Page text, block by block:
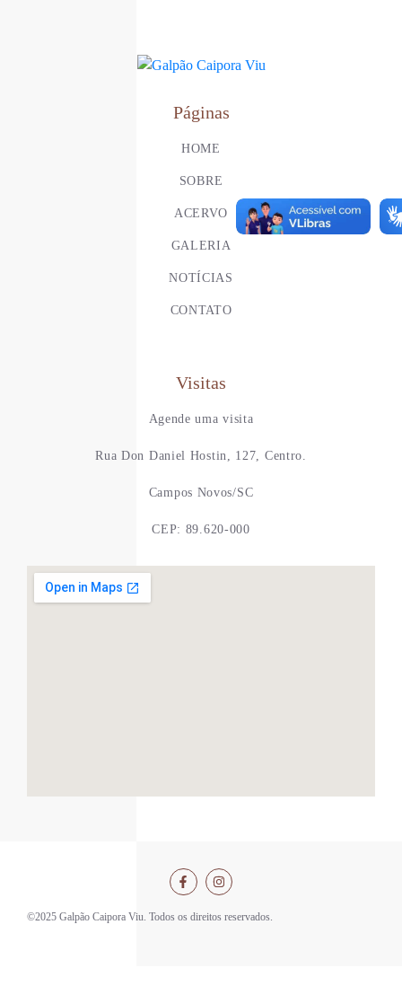
Páginas
HOME
SOBRE
ACERVO
GALERIA
NOTÍCIAS
CONTATO
Visitas
Agende uma visita
Rua Don Daniel Hostin, 127, Centro.
Campos Novos/SC
CEP: 89.620-000
©2025 Galpão Caipora Viu. Todos os direitos reservados.